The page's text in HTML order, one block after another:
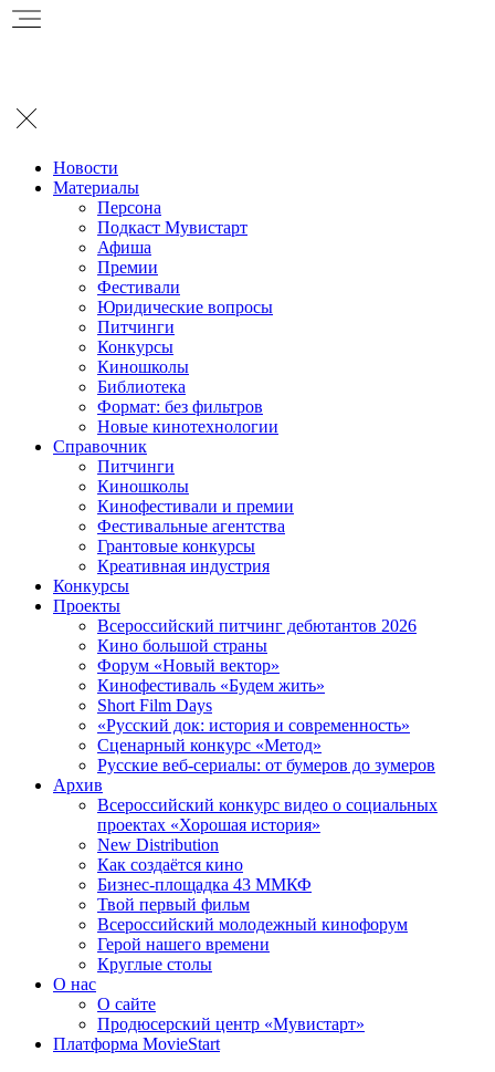
Новости
Материалы
Персона
Подкаст Мувистарт
Афиша
Премии
Фестивали
Юридические вопросы
Питчинги
Конкурсы
Киношколы
Библиотека
Формат: без фильтров
Новые кинотехнологии
Справочник
Питчинги
Киношколы
Кинофестивали и премии
Фестивальные агентства
Грантовые конкурсы
Креативная индустрия
Конкурсы
Проекты
Всероссийский питчинг дебютантов 2026
Кино большой страны
Форум «Новый вектор»
Кинофестиваль «Будем жить»
Short Film Days
«Русский док: история и современность»
Сценарный конкурс «Метод»
Русские веб-сериалы: от бумеров до зумеров
Архив
Всероссийский конкурс видео о социальных
проектах «Хорошая история»
New Distribution
Как создаётся кино
Бизнес-площадка 43 ММКФ
Твой первый фильм
Всероссийский молодежный кинофорум
Герой нашего времени
Круглые столы
О нас
О сайте
Продюсерский центр «Мувистарт»
Платформа MovieStart